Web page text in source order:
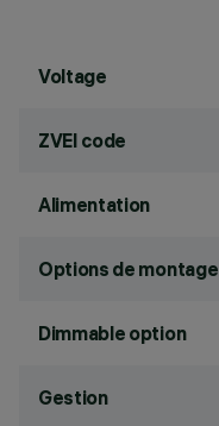
Voltage
ZVEI code
Alimentation
Options de montage
Dimmable option
Gestion